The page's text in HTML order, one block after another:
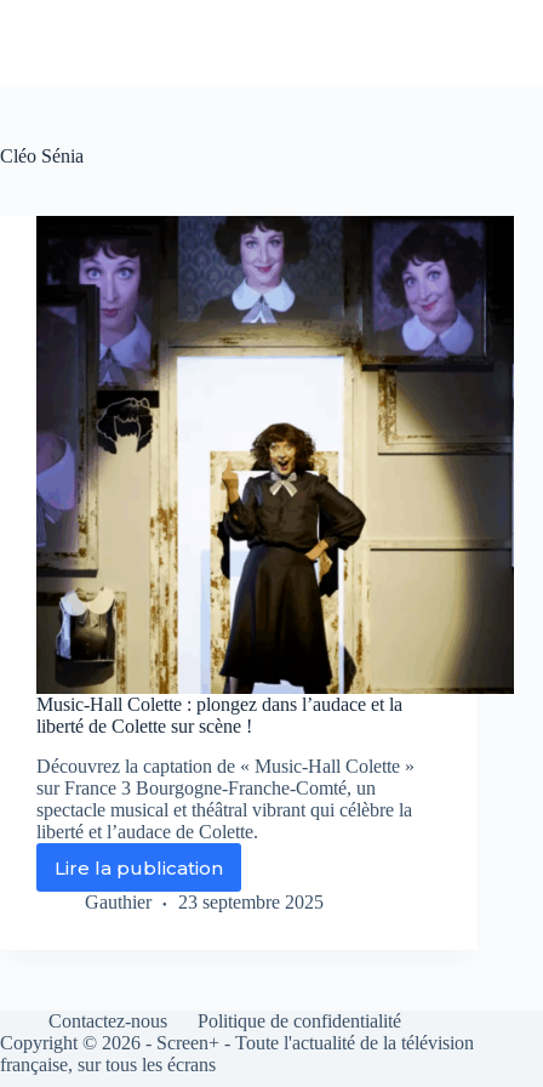
Cléo Sénia
Music-Hall Colette : plongez dans l’audace et la
liberté de Colette sur scène !
Découvrez la captation de « Music-Hall Colette »
sur France 3 Bourgogne-Franche-Comté, un
spectacle musical et théâtral vibrant qui célèbre la
liberté et l’audace de Colette.
Lire la publication
Music-
Hall
l’audace
et
la
Gauthier 23 septembre 2025
Contactez-nous
Politique de confidentialité
Copyright © 2026 - Screen+ - Toute l'actualité de la télévision
française, sur tous les écrans